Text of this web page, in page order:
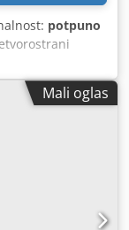
potpuno
230mm Radna
dno 7.5kv
5.5kv
na varijatoru
Mali oglas